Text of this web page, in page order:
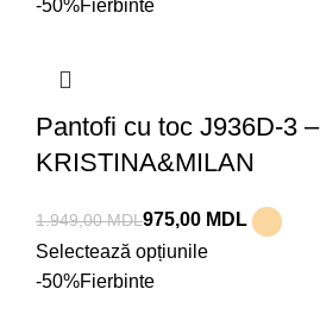
-50%Fierbinte
Pantofi cu toc J936D-3 –
KRISTINA&MILAN
1.949,00MDL975,00 MDL
Selectează opțiunile
-50%Fierbinte